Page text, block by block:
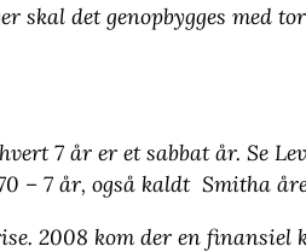
skal det genopbygges med
7 år er et sabbat år. Se
– 7 år, også kaldt Smitha
2008 kom der en finansiel